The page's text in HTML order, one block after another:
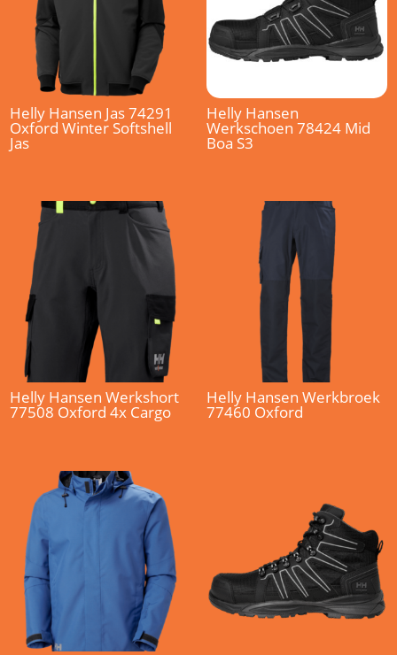
Helly Hansen Jas 74291
Oxford Winter Softshell
Jas
Helly Hansen
Werkschoen 78424 Mid
Boa S3
Helly Hansen Werkshort
77508 Oxford 4x Cargo
Helly Hansen Werkbroek
77460 Oxford